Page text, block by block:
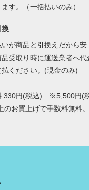
ます。（一括払いのみ）
換
いが商品と引換えだから安
受取り時に運送業者へ代
払ください。(現金のみ)
:330円(税込) ※5,500円(
のお買上げで手数料無料